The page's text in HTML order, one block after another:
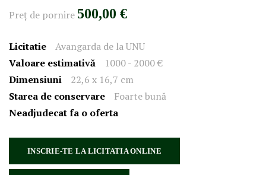
Preţ de pornire 500,00 €
Licitatie
Avangarda de la UNU
Valoare estimativă
1000 - 2000 €
Dimensiuni
22,6 x 16,7 cm
Starea de conservare
Foarte bună
Neadjudecat fa o oferta
INSCRIE-TE LA LICITATIA ONLINE